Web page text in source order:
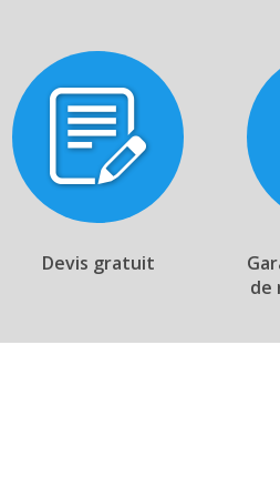
Devis gratuit
de